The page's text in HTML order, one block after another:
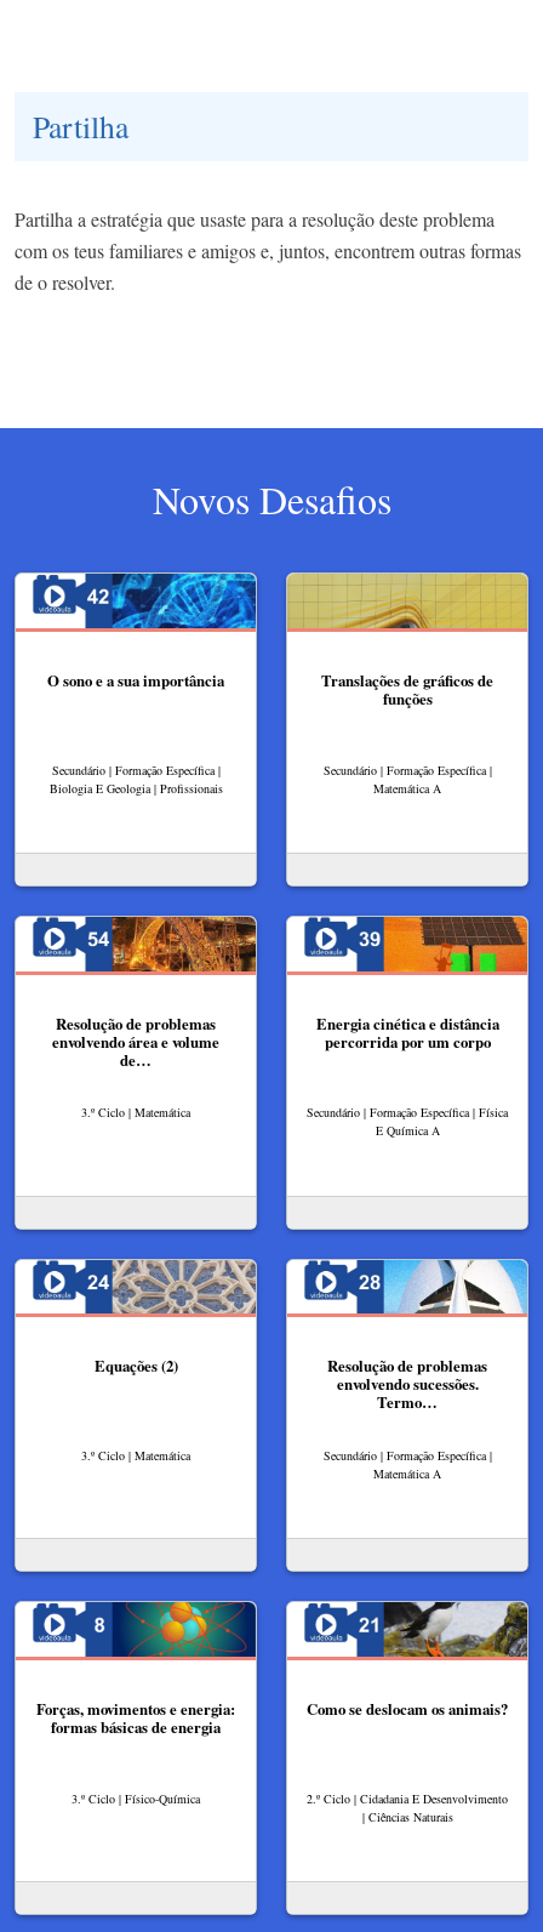
Partilha
Partilha a estratégia que usaste para a resolução deste problema
com os teus familiares e amigos e, juntos, encontrem outras formas
de o resolver.
Novos Desafios
O sono e a sua importância
Secundário | Formação Específica |
Biologia E Geologia | Profissionais
Translações de gráficos de
funções
Secundário | Formação Específica |
Matemática A
Resolução de problemas
envolvendo área e volume
de…
3.º Ciclo | Matemática
Energia cinética e distância
percorrida por um corpo
Secundário | Formação Específica | Física
E Química A
Equações (2)
3.º Ciclo | Matemática
Resolução de problemas
envolvendo sucessões.
Termo…
Secundário | Formação Específica |
Matemática A
Forças, movimentos e energia:
formas básicas de energia
3.º Ciclo | Físico-Química
Como se deslocam os animais?
2.º Ciclo | Cidadania E Desenvolvimento
| Ciências Naturais